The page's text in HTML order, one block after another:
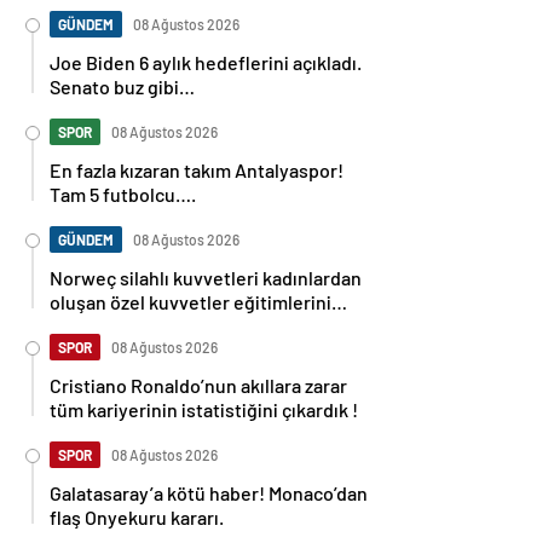
GÜNDEM 08 Ağustos 2026
Joe Biden 6 aylık hedeflerini açıkladı.
Senato buz gibi…
SPOR 08 Ağustos 2026
En fazla kızaran takım Antalyaspor!
Tam 5 futbolcu….
GÜNDEM 08 Ağustos 2026
Norweç silahlı kuvvetleri kadınlardan
oluşan özel kuvvetler eğitimlerini
SPOR 08 Ağustos 2026
Cristiano Ronaldo’nun akıllara zarar
tüm kariyerinin istatistiğini çıkardık !
SPOR 08 Ağustos 2026
Galatasaray’a kötü haber! Monaco’dan
flaş Onyekuru kararı.